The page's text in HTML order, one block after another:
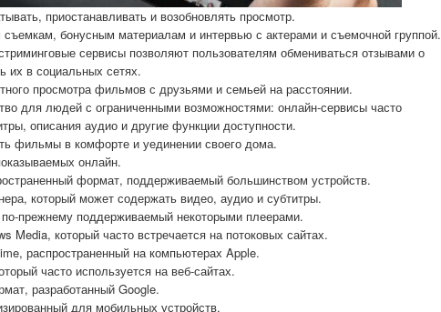
приостанавливать и возобновлять просмотр.
бонусным материалам и интервью с актерами и съемочной группой.
сервисы позволяют пользователям обмениваться отзывами о
их в социальных сетях.
просмотра фильмов с друзьями и семьей на расстоянии.
для людей с ограниченными возможностями: онлайн-сервисы часто
описания аудио и другие функции доступности.
фильмы в комфорте и уединении своего дома.
онлайн.
формат, поддерживаемый большинством устройств.
который может содержать видео, аудио и субтитры.
прежнему поддерживаемый некоторыми плеерами.
Media, который часто встречается на потоковых сайтах.
распространенный на компьютерах Apple.
часто используется на веб-сайтах.
разработанный Google.
для мобильных устройств.